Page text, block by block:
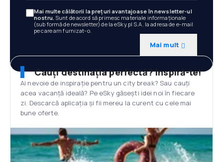
Mai multe călătorii la prețuri avantajoase în newsletter-ul
nostru. Sunt de acord să primesc materiale informaționale
(sub formă de newsletter) de la eSky.pl S.A. la adresa de e-mail
pe care am furnizat-o.
Mai mult
Cauți destinația perfectă? Inspiră-te!
Ai nevoie de inspirație pentru un city break? Sau cauți
acea vacanță ideală? Pe eSky găsești idei noi în fiecare
zi. Descarcă aplicația și fii mereu la curent cu cele mai
bune oferte.